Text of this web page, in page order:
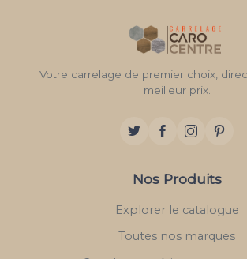
Votre carrelage de premier choix,
meilleur prix.
Nos Produits
Explorer le catalogue
Toutes nos marques